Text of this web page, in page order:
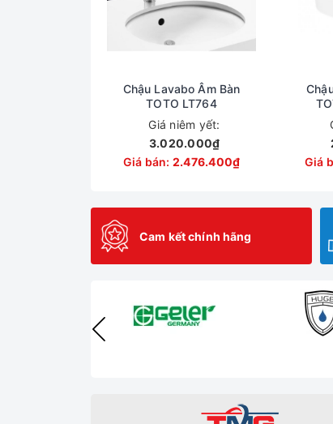
Chậu Lavabo Âm Bàn
TOTO LT764
Giá niêm yết:
3.020.000₫
Giá bán: 2.476.400₫
Giá
Cam kết chính hãng